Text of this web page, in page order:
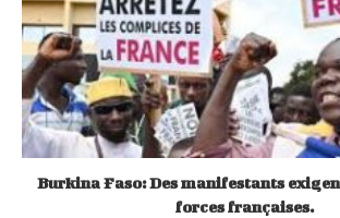
Burkina Faso: Des manifestants
forces françaises.